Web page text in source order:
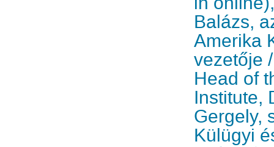
Balázs,
Amerika
vezetője
Head of
Institute,
Gergely,
Külügyi